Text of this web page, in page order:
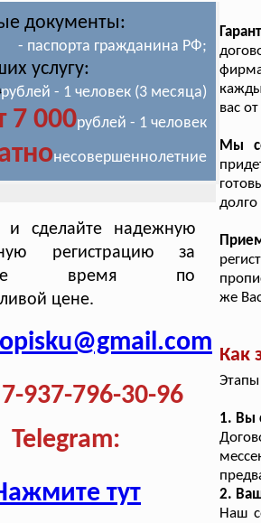
документы:
- паспорта гражданина РФ;
услугу:
рублей - 1 человек (3 месяца)
7 000рублей - 1 человек
несовершеннолетние
и сделайте надежную
регистрацию за
время по
цене.
937-796-30-96
Telegram:
тут
вас
Мы
долго
же
Как
1. Вы
2.
Наш